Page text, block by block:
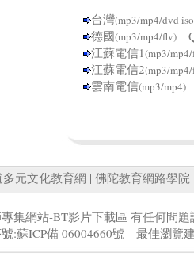
台灣(mp3/mp4/dvd
德國(mp3/mp4/flv)
江蘇電信1(mp3/
江蘇電信2(mp3/
雲南電信(mp3/mp4)
元文化教育網 | 佛陀教育網路學院
集網站-BT影片下載區 有任何問題
:蘇ICP備 06004660號 最佳瀏覽